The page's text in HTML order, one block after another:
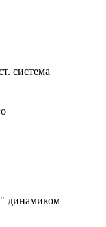
система
динамиком